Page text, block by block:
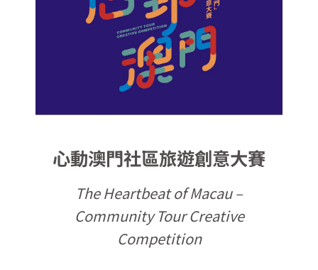
心動澳門社區旅遊創意大賽
The Heartbeat of Macau –
Community Tour Creative
Competition